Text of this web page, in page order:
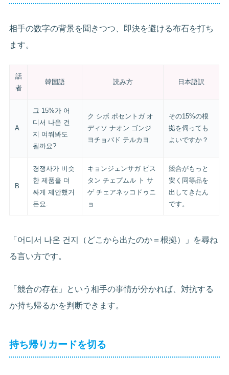
相手の数字の背景を聞きつつ、即決を避ける布石を打ち
ます。
話
者
韓国語 読み方 日本語訳
A
그 15%가 어
디서 나온 건
지 여쭤봐도
될까요?
ク シボ ポセントガ オ
ディソ ナオン ゴンジ
ヨチョバド テルカヨ
その15%の根
拠を伺っても
よいですか？
B
경쟁사가 비슷
한 제품을 더
싸게 제안했거
든요.
キョンジェンサガ ピス
タン チェプムル ト サ
ゲ チェアネッコドゥニ
ョ
競合がもっと
安く同等品を
出してきたん
です。
「어디서 나온 건지（どこから出たのか＝根拠）」を尋ね
る言い方です。
「競合の存在」という相手の事情が分かれば、対抗する
か持ち帰るかを判断できます。
持ち帰りカードを切る